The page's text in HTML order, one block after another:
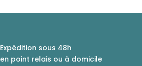
Expédition sous 48h
en point relais ou à domicile